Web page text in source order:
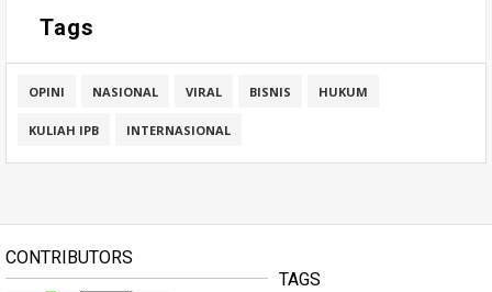
Tags
OPINI NASIONAL VIRAL BISNIS HUKUM
KULIAH IPB INTERNASIONAL
CONTRIBUTORS
TAGS